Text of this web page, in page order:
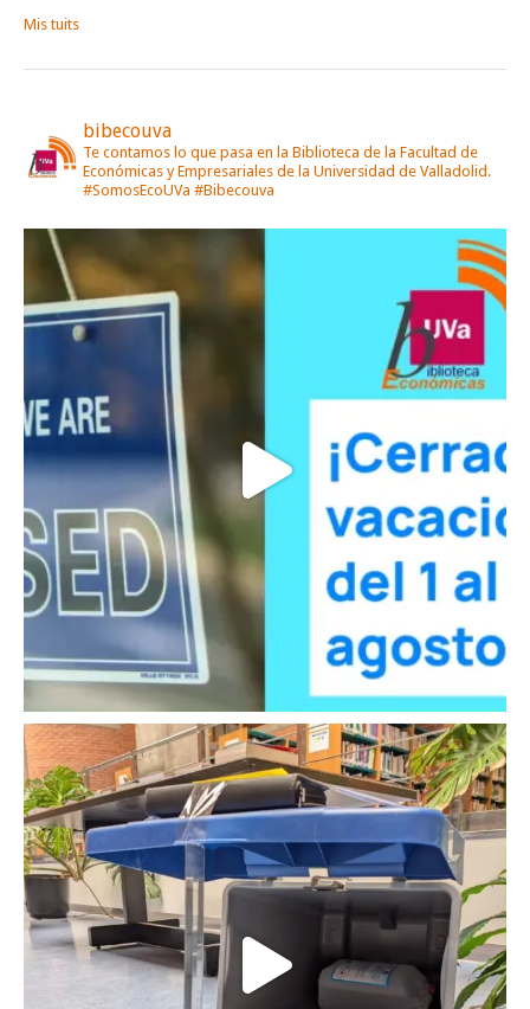
Mis tuits
bibecouva
Te contamos lo que pasa en la Biblioteca de la Facultad de
Económicas y Empresariales de la Universidad de Valladolid.
#SomosEcoUVa #Bibecouva